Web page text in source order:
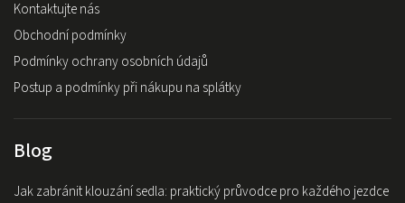
Kontaktujte nás
Obchodní podmínky
Podmínky ochrany osobních údajů
Postup a podmínky při nákupu na splátky
Blog
Jak zabránit klouzání sedla: praktický průvodce pro každého jezdce